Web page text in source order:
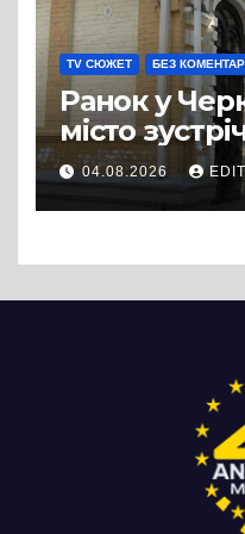
TV СЮЖЕТ БЕЗ
Ранок у
місто
04.08.2026